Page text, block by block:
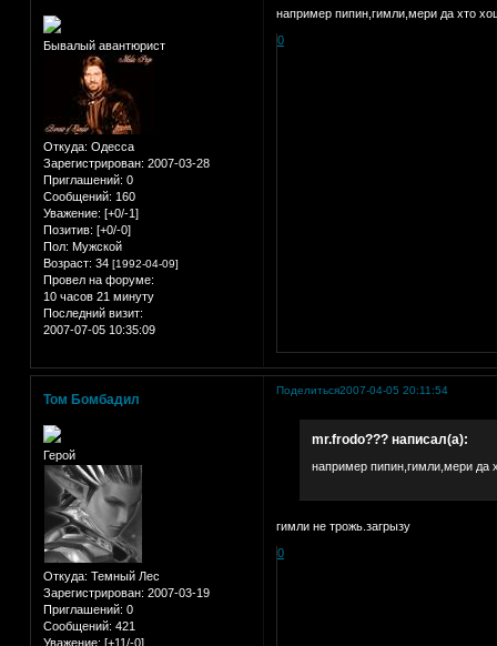
Бывалый авантюрист
Откуда: Одесса
Зарегистрирован: 2007-03-28
Приглашений: 0
Сообщений: 160
Уважение: [+0/-1]
Позитив: [+0/-0]
Пол: Мужской
Возраст: 34 [1992-04-09]
Провел на форуме:
10 часов 21 минуту
Последний визит:
2007-07-05 10:35:09
например пипин,гимли,мери да хто
0
Поделиться2007-04-05 20:11:54
Том Бомбадил
Герой
Откуда: Темный Лес
Зарегистрирован: 2007-03-19
Приглашений: 0
Сообщений: 421
Уважение: [+11/-0]
mr.frodo??? написал(а):
например пипин,гимли,мери да
гимли не трожь.загрызу
0